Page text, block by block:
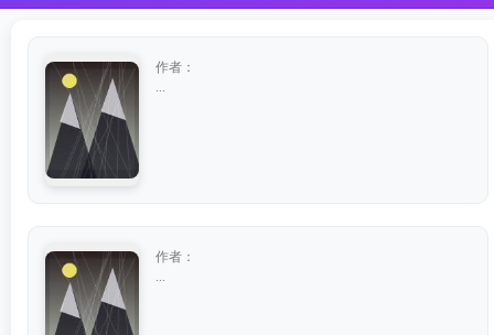
作者：
作者：